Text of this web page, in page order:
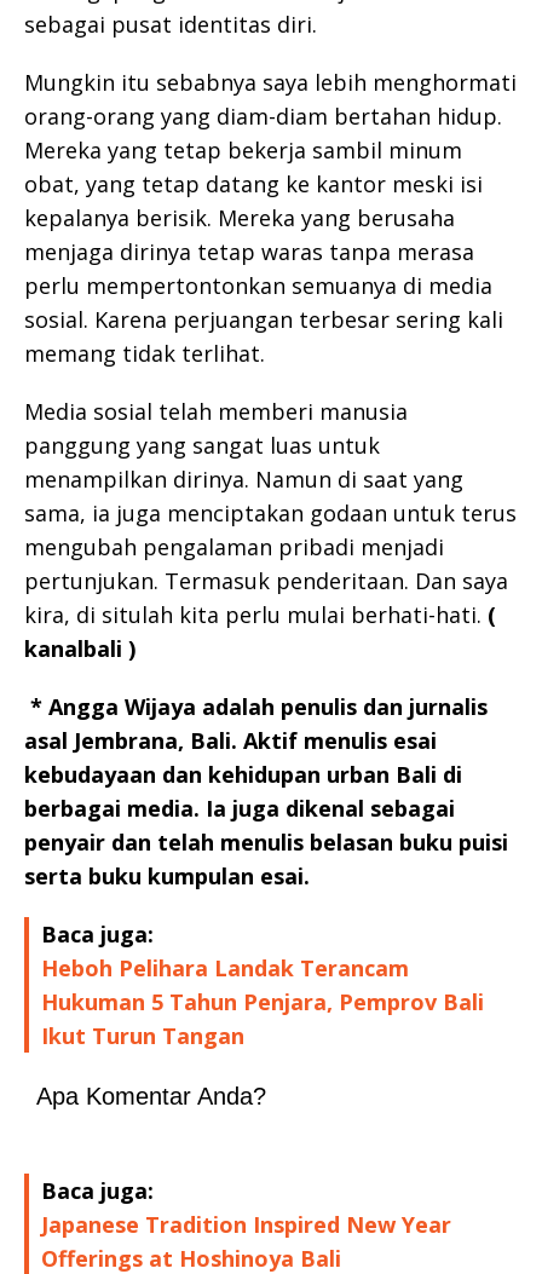
sebagai pusat identitas diri.
Mungkin itu sebabnya saya lebih menghormati
orang-orang yang diam-diam bertahan hidup.
Mereka yang tetap bekerja sambil minum
obat, yang tetap datang ke kantor meski isi
kepalanya berisik. Mereka yang berusaha
menjaga dirinya tetap waras tanpa merasa
perlu mempertontonkan semuanya di media
sosial. Karena perjuangan terbesar sering kali
memang tidak terlihat.
Media sosial telah memberi manusia
panggung yang sangat luas untuk
menampilkan dirinya. Namun di saat yang
sama, ia juga menciptakan godaan untuk terus
mengubah pengalaman pribadi menjadi
pertunjukan. Termasuk penderitaan. Dan saya
kira, di situlah kita perlu mulai berhati-hati. (
kanalbali )
* Angga Wijaya adalah penulis dan jurnalis
asal Jembrana, Bali. Aktif menulis esai
kebudayaan dan kehidupan urban Bali di
berbagai media. Ia juga dikenal sebagai
penyair dan telah menulis belasan buku puisi
serta buku kumpulan esai.
Baca juga:
Heboh Pelihara Landak Terancam
Hukuman 5 Tahun Penjara, Pemprov Bali
Ikut Turun Tangan
Apa Komentar Anda?
Baca juga:
Japanese Tradition Inspired New Year
Offerings at Hoshinoya Bali